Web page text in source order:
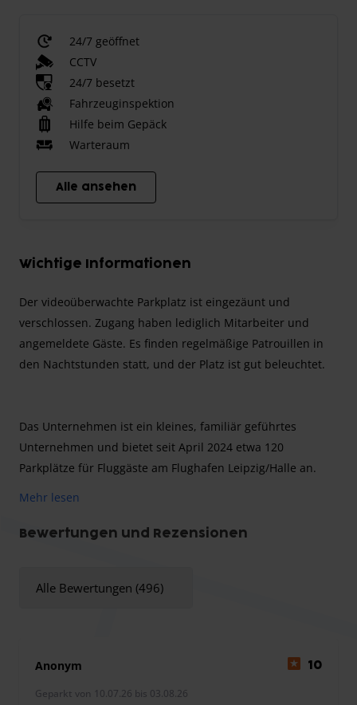
24/7 geöffnet
CCTV
24/7 besetzt
Fahrzeuginspektion
Hilfe beim Gepäck
Warteraum
Alle ansehen
Wichtige Informationen
Der videoüberwachte Parkplatz ist eingezäunt und
verschlossen. Zugang haben lediglich Mitarbeiter und
angemeldete Gäste. Es finden regelmäßige Patrouillen in
den Nachtstunden statt, und der Platz ist gut beleuchtet.
Das Unternehmen ist ein kleines, familiär geführtes
Unternehmen und bietet seit April 2024 etwa 120
Parkplätze für Fluggäste am Flughafen Leipzig/Halle an.
Wartezeiten kommt.
Hier sind einige wichtige Informationen zum Parkanbieter:
Der Autoschlüssel muss beim Parkanbieter abgegeben
werden.
Mehr lesen
Bewertungen und Rezensionen
Alle Bewertungen (496)
Anonym 10
Geparkt von 10.07.26 bis 03.08.26